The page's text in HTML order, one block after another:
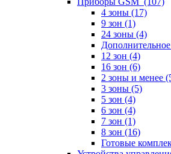
4 зоны (17)
9 зон (1)
24 зоны (4)
12 зон (4)
16 зон (6)
2 зоны и менее
3 зоны (5)
5 зон (4)
6 зон (4)
7 зон (1)
8 зон (16)
Готовые